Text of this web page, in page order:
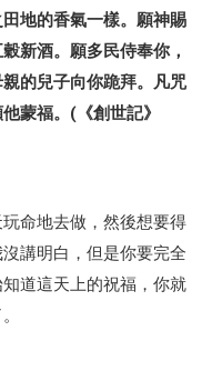
地的香氣一樣。願神賜
新酒。願多民侍奉你，
的兒子向你跪拜。凡咒
蒙福。(《創世記》
命地去做，然後想要得
講明白，但是你要完全
道這天上的祝福，你就